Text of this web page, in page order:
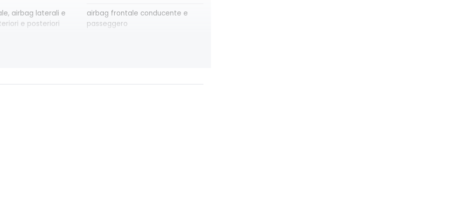
airbag laterali e
e posteriori
airbag frontale conducente e
passeggero
portaoggetti + bracciolo